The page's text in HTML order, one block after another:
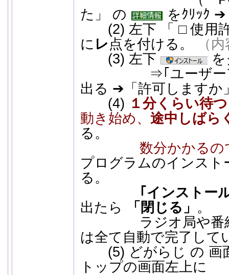
た」 の
をｸﾘｯｸ ➔
(2) 左下 「 □ 使用許
に レ 点を付ける。
（
(3) 左下
を
⇒｢ユーザーアカ
出る ➔「許可しますか
(4) １分くらい待つ
動き始め、 途中しばら
る。
数分かかるの
プログラムのインスト
る。
｢インストー
出たら
「閉じる」 。
ラジオ局や番組
は全て自動で完了して
(5) どがらじ の 画
トップの画面左上に